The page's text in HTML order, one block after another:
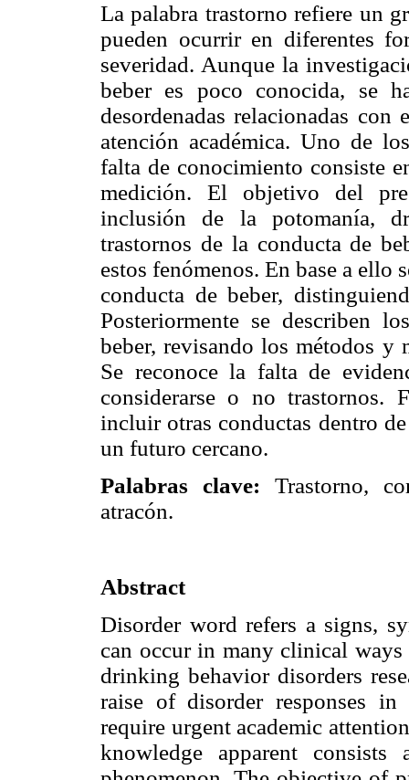
La palabra trastorno refiere un
pueden ocurrir en diferentes
severidad. Aunque la
beber es poco conocida, se
desordenadas relacionadas
atención académica. Uno de
falta de conocimiento consiste
medición. El objetivo del
inclusión de la potomanía,
trastornos de la conducta de
estos fenómenos. En base a ello
conducta de beber,
Posteriormente se describen
beber, revisando los métodos y
Se reconoce la falta de
considerarse o no trastornos.
incluir otras conductas dentro
un futuro cercano.
Palabras clave: Trastorno,
atracón.
Abstract
Disorder word refers a signs,
can occur in many clinical
drinking behavior disorders
raise of disorder responses
require urgent academic
knowledge apparent consists